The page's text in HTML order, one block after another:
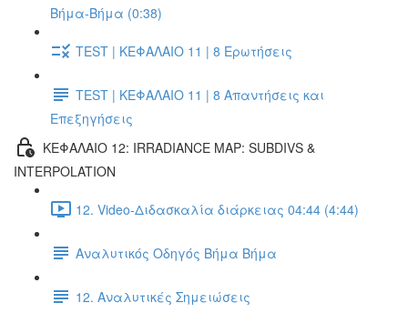
Βήμα-Βήμα (0:38)
TEST | ΚΕΦΑΛΑΙΟ 11 | 8 Ερωτήσεις
TEST | ΚΕΦΑΛΑΙΟ 11 | 8 Απαντήσεις και
Επεξηγήσεις
ΚΕΦΑΛΑΙΟ 12: IRRADIANCE MAP: SUBDIVS &
INTERPOLATION
12. Video-Διδασκαλία διάρκειας 04:44 (4:44)
Αναλυτικός Οδηγός Βήμα Βήμα
12. Αναλυτικές Σημειώσεις